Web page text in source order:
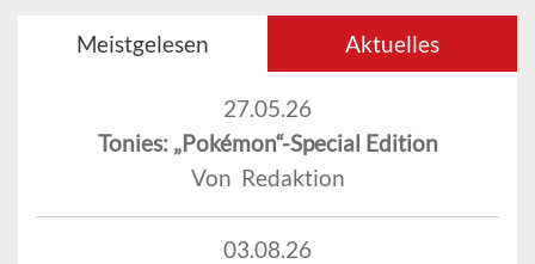
Meistgelesen Aktuelles
27.05.26
Tonies: „Pokémon“-Special Edition
Von Redaktion
03.08.26